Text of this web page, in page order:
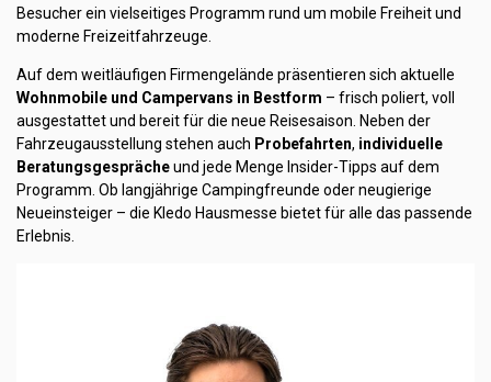
Besucher ein vielseitiges Programm rund um mobile Freiheit und
moderne Freizeitfahrzeuge.
Auf dem weitläufigen Firmengelände präsentieren sich aktuelle
Wohnmobile und Campervans in Bestform – frisch poliert, voll
ausgestattet und bereit für die neue Reisesaison. Neben der
Fahrzeugausstellung stehen auch Probefahrten, individuelle
Beratungsgesprächeund jede Menge Insider-Tipps auf dem
Programm. Ob langjährige Campingfreunde oder neugierige
Neueinsteiger – die Kledo Hausmesse bietet für alle das passende
Erlebnis.